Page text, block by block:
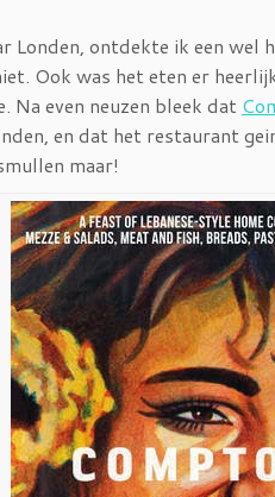
Londen, ontdekte ik een
Ook was het eten er
Na even neuzen bleek dat
en dat het restaurant
maar!